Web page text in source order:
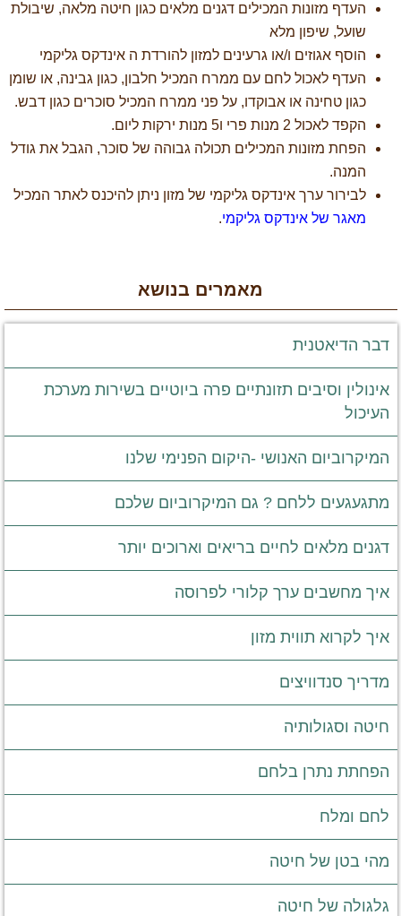
העדף מזונות המכילים דגנים מלאים כגון חיטה מלאה, שיבולת
שועל, שיפון מלא
הוסף אגוזים ו/או גרעינים למזון להורדת ה אינדקס גליקמי
העדף לאכול לחם עם ממרח המכיל חלבון, כגון גבינה, או שומן
כגון טחינה או אבוקדו, על פני ממרח המכיל סוכרים כגון דבש.
הקפד לאכול 2 מנות פרי ו5 מנות ירקות ליום.
הפחת מזונות המכילים תכולה גבוהה של סוכר, הגבל את גודל
המנה.
לבירור ערך אינדקס גליקמי של מזון ניתן להיכנס לאתר המכיל
מאגר של אינדקס גליקמי.
מאמרים בנושא
דבר הדיאטנית
אינולין וסיבים תזונתיים פרה ביוטיים בשירות מערכת
העיכול
המיקרוביום האנושי -היקום הפנימי שלנו
מתגעגעים ללחם ? גם המיקרוביום שלכם
דגנים מלאים לחיים בריאים וארוכים יותר
איך מחשבים ערך קלורי לפרוסה
איך לקרוא תווית מזון
מדריך סנדוויצים
חיטה וסגולותיה
הפחתת נתרן בלחם
לחם ומלח
מהי בטן של חיטה
גלגולה של חיטה